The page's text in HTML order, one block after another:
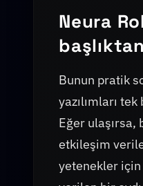
Neura
Bunun pratik
yazılımları
Eğer
etkileşim
yetenekler için